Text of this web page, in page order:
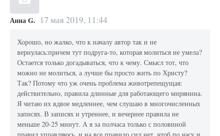
Анна G. 17 мая 2019, 11:44
Хорошо, но жалко, что к началу автор так и не
вернулась:причем тут подруга-то, которая молиться не умела?
Остается только догадываться, что к чему. Смысл тот, что
можно не молиться, а лучше бы просто жить по Христу?
Так? Потому что уж очень проблема животрепещущая:
действительно, правила длинные для работающего мирянина.
Я читаю их вдвое медленнее, чем слушаю в многочисленных
записях. В записях и утреннее, и вечернее правила не
меньше 20-25 минут. А я за полчаса только с половиной